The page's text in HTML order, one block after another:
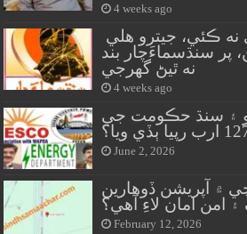
4 weeks ago
پر سنڌسماءَچار بند
نه ٿيڻ گهرجي
4 weeks ago
۽ سنڌ حڪومت جي
June 2, 2026
آپريشن ڏوهارين
امن امان لاءِ آهي؟
February 12, 2026